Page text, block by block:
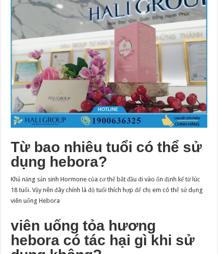
Từ bao nhiêu tuổi có thể sử
dụng hebora?
Khả năng sản sinh Hormone của cơ thể bắt đầu đi vào ổn định kể từ lúc
18 tuổi. Vậy nên đây chính là độ tuổi thích hợp để chị em có thể sử dụng
viên uống Hebora
viên uống tỏa hương
hebora có tác hại gì khi sử